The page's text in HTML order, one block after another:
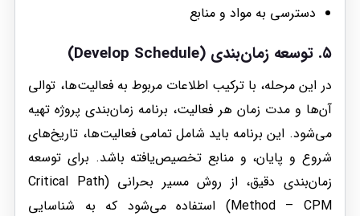
دسترسی به مواد و منابع
۵. توسعه زمان‌بندی (Develop Schedule)
در این مرحله، با ترکیب اطلاعات مربوط به فعالیت‌ها، توالی
آن‌ها و مدت زمان هر فعالیت، برنامه زمان‌بندی پروژه تهیه
می‌شود. این برنامه باید شامل تمامی فعالیت‌ها، تاریخ‌های
شروع و پایان، و منابع تخصیص‌یافته باشد. برای توسعه
زمان‌بندی دقیق، از روش مسیر بحرانی (Critical Path
Method – CPM) استفاده می‌شود که به شناسایی